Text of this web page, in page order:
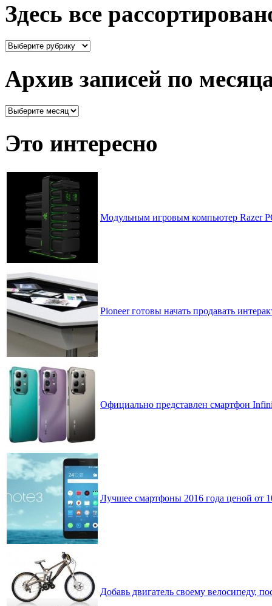
Здесь все
Здесь
Архив записей по
Архив
месяцам
Это интересно
Модульным игровым компьютер Razer
Pioneer готовы начать продавать
Официально представлен смартфон
Лучшее смартфоны 2016 года ценой от
Добавь двигатель своему велосипеду,